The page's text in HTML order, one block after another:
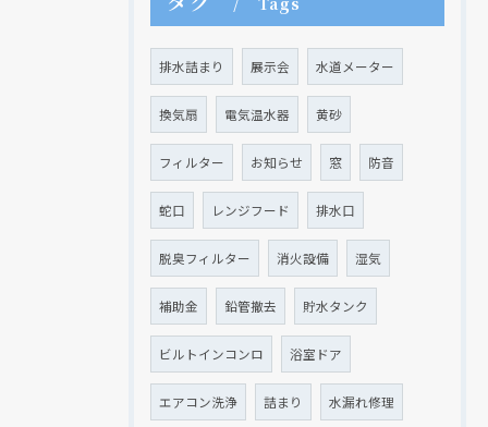
排水詰まり 展示会 水道メーター
換気扇 電気温水器 黄砂
フィルター お知らせ 窓 防音
蛇口 レンジフード 排水口
脱臭フィルター 消火設備 湿気
補助金 鉛管撤去 貯水タンク
ビルトインコンロ 浴室ドア
エアコン洗浄 詰まり 水漏れ修理